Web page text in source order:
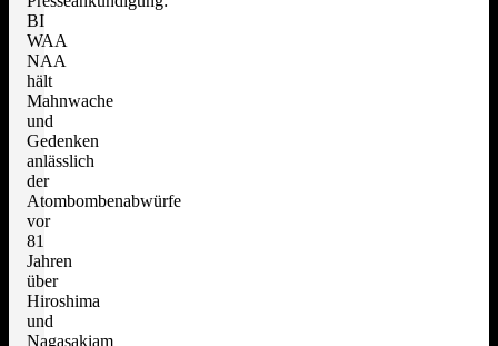
BI
WAA
NAA
hält
Mahnwache
und
Gedenken
anlässlich
der
Atombombenabwürfe
vor
81
Jahren
über
Hiroshima
und
Nagasakiam